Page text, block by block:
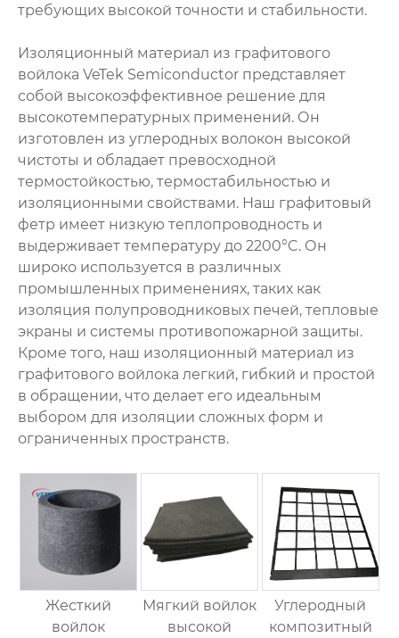
требующих высокой точности и стабильности.
Изоляционный материал из графитового
войлока VeTek Semiconductor представляет
собой высокоэффективное решение для
высокотемпературных применений. Он
изготовлен из углеродных волокон высокой
чистоты и обладает превосходной
термостойкостью, термостабильностью и
изоляционными свойствами. Наш графитовый
фетр имеет низкую теплопроводность и
выдерживает температуру до 2200°C. Он
широко используется в различных
промышленных применениях, таких как
изоляция полупроводниковых печей, тепловые
экраны и системы противопожарной защиты.
Кроме того, наш изоляционный материал из
графитового войлока легкий, гибкий и простой
в обращении, что делает его идеальным
выбором для изоляции сложных форм и
ограниченных пространств.
Жесткий
войлок
Мягкий войлок
высокой
Углеродный
композитный